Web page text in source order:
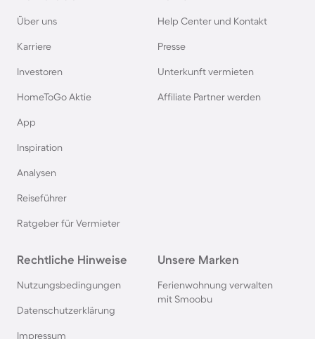
Über uns
Karriere
Investoren
HomeToGo Aktie
App
Inspiration
Analysen
Reiseführer
Ratgeber für Vermieter
Help Center und Kontakt
Presse
Unterkunft vermieten
Affiliate Partner werden
Rechtliche Hinweise
Nutzungsbedingungen
Datenschutzerklärung
Impressum
Unsere Marken
Ferienwohnung verwalten
mit Smoobu